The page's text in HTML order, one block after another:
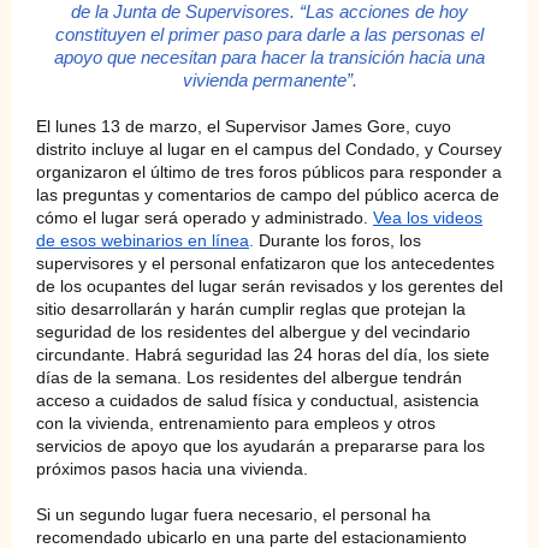
de la Junta de Supervisores. “Las acciones de hoy
constituyen el primer paso para darle a las personas el
apoyo que necesitan para hacer la transición hacia una
vivienda permanente”.
El lunes 13 de marzo, el Supervisor James Gore, cuyo
distrito incluye al lugar en el campus del Condado, y Coursey
organizaron el último de tres foros públicos para responder a
las preguntas y comentarios de campo del público acerca de
cómo el lugar será operado y administrado. Vea los videos
de esos webinarios en línea
Durante los foros, los
supervisores y el personal enfatizaron que los antecedentes
de los ocupantes del lugar serán revisados y los gerentes del
sitio desarrollarán y harán cumplir reglas que protejan la
seguridad de los residentes del albergue y del vecindario
circundante. Habrá seguridad las 24 horas del día, los siete
días de la semana. Los residentes del albergue tendrán
acceso a cuidados de salud física y conductual, asistencia
con la vivienda, entrenamiento para empleos y otros
servicios de apoyo que los ayudarán a prepararse para los
próximos pasos hacia una vivienda.
Si un segundo lugar fuera necesario, el personal ha
recomendado ubicarlo en una parte del estacionamiento